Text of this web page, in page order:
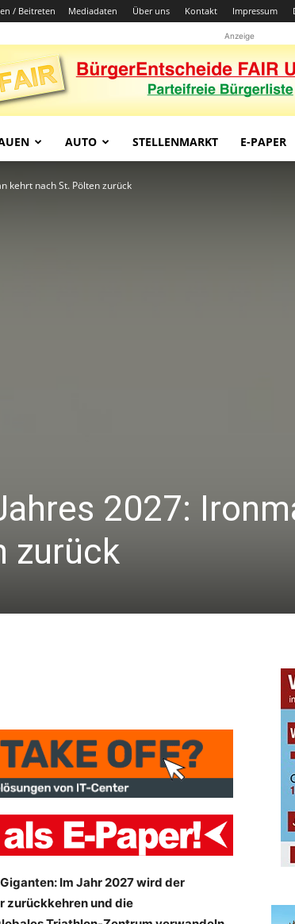
/ Beitreten Mediadaten Über uns Kontakt Impressum
Anzeige
AUTO STELLENMARKT E-PAPER
kehrt nach St. Pölten zurück
2027:
zurück
Im Jahr 2027 wird der
zurückkehren und die